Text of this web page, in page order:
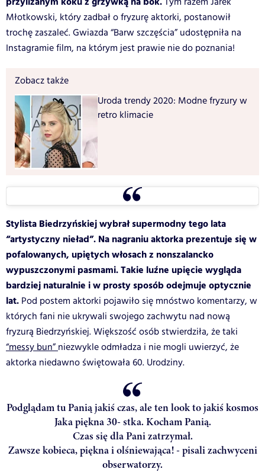
Młotkowski, który zadbał o fryzurę aktorki, postanowił
trochę zaszaleć. Gwiazda “Barw szczęścia” udostępniła na
Instagramie film, na którym jest prawie nie do poznania!
Zobacz także
Uroda trendy 2020: Modne fryzury w
retro klimacie
Stylista Biedrzyńskiej wybrał supermodny tego lata
“artystyczny nieład”. Na nagraniu aktorka prezentuje się w
pofalowanych, upiętych włosach z nonszalancko
wypuszczonymi pasmami. Takie luźne upięcie wygląda
bardziej naturalnie i w prosty sposób odejmuje optycznie
lat. Pod postem aktorki pojawiło się mnóstwo komentarzy, w
których fani nie ukrywali swojego zachwytu nad nową
fryzurą Biedrzyńskiej. Większość osób stwierdziła, że taki
“messy bun”niezwykle odmładza i nie mogli uwierzyć, że
aktorka niedawno świętowała 60. Urodziny.
Podglądam tu Panią jakiś czas, ale ten look to jakiś kosmos
Jaka piękna 30- stka. Kocham Panią.
Czas się dla Pani zatrzymał.
Zawsze kobieca, piękna i olśniewająca! - pisali zachwyceni
obserwatorzy.